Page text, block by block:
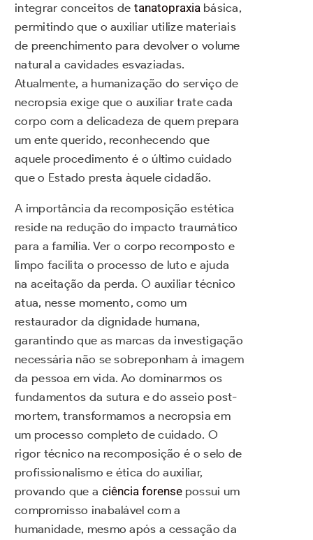
integrar conceitos de tanatopraxiabásica,
permitindo que o auxiliar utilize materiais
de preenchimento para devolver o volume
natural a cavidades esvaziadas.
Atualmente, a humanização do serviço de
necropsia exige que o auxiliar trate cada
corpo com a delicadeza de quem prepara
um ente querido, reconhecendo que
aquele procedimento é o último cuidado
que o Estado presta àquele cidadão.
A importância da recomposição estética
reside na redução do impacto traumático
para a família. Ver o corpo recomposto e
limpo facilita o processo de luto e ajuda
na aceitação da perda. O auxiliar técnico
atua, nesse momento, como um
restaurador da dignidade humana,
garantindo que as marcas da investigação
necessária não se sobreponham à imagem
da pessoa em vida. Ao dominarmos os
fundamentos da sutura e do asseio post-
mortem, transformamos a necropsia em
um processo completo de cuidado. O
rigor técnico na recomposição é o selo de
profissionalismo e ética do auxiliar,
provando que a ciência forensepossui um
compromisso inabalável com a
humanidade, mesmo após a cessação da